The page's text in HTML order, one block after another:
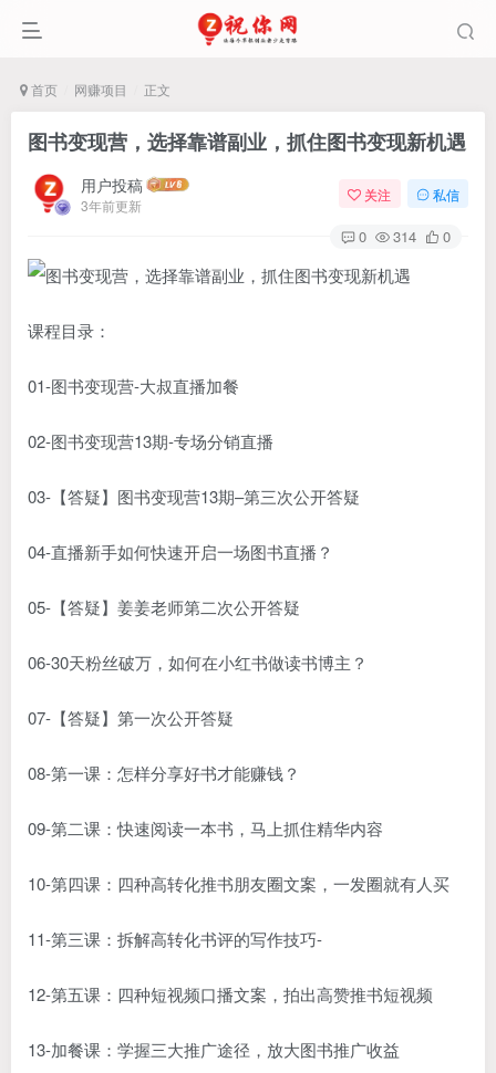
首页 网赚项目 正文
图书变现营，选择靠谱副业，抓住图书变现新机遇
用户投稿
3年前更新
关注 私信
0 314 0
课程目录：
01-图书变现营-大叔直播加餐
02-图书变现营13期-专场分销直播
03-【答疑】图书变现营13期–第三次公开答疑
04-直播新手如何快速开启一场图书直播？
05-【答疑】姜姜老师第二次公开答疑
06-30天粉丝破万，如何在小红书做读书博主？
07-【答疑】第一次公开答疑
08-第一课：怎样分享好书才能赚钱？
09-第二课：快速阅读一本书，马上抓住精华内容
10-第四课：四种高转化推书朋友圈文案，一发圈就有人买
11-第三课：拆解高转化书评的写作技巧-
12-第五课：四种短视频口播文案，拍出高赞推书短视频
13-加餐课：学握三大推广途径，放大图书推广收益